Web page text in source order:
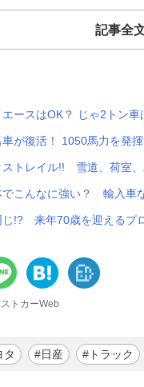
記事全
エースはOK？ じゃ2トン
が復活！ 1050馬力を発
ストレイル!! 雪道、荷室
こんなに強い？ 輸入車
じ!? 来年70歳を迎える
トカーWeb
タ #日産 #トラック